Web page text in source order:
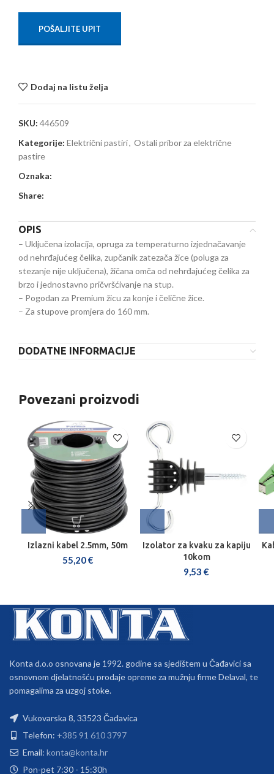
POŠALJITE UPIT
Dodaj na listu želja
SKU: 446509
Kategorije: Električni pastiri, Ostali pribor za električne
pastire
Oznaka:
Share:
OPIS
– Uključena izolacija, opruga za temperaturno izjednačavanje
od nehrđajućeg čelika, zupčanik zatezača žice (poluga za
stezanje nije uključena), žičana omča od nehrđajućeg čelika za
brzo i jednostavno pričvršćivanje na stup.
– Pogodan za Premium žicu za konje i čelične žice.
– Za stupove promjera do 160 mm.
DODATNE INFORMACIJE
Povezani proizvodi
Izlazni kabel 2.5mm, 50m
55,20€
Izolator za kvaku za kapiju
10kom
9,53 €
Konta d.o.o osnovana je 1992. godine sa sjedištem u Čađavici sa
osnovnom djelatnošću prodaje opreme za mužnju firme Delaval, te
pomagalima za uzgoj stoke.
Vukovarska 8, 33523 Čađavica
Telefon: +385 91 610 3797
Email: konta@konta.hr
Pon-pet 7:30 - 15:30h